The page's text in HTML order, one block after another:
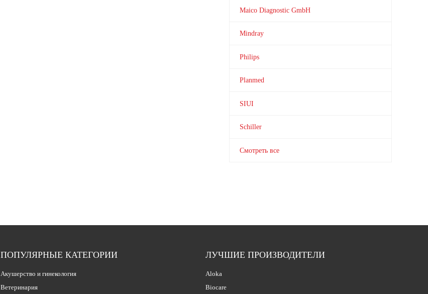
Maico Diagnostic GmbH
Mindray
Philips
Planmed
SIUI
Schiller
Смотреть все
ПОПУЛЯРНЫЕ КАТЕГОРИИ
Акушерство и гинекология
Ветеринария
ЛУЧШИЕ ПРОИЗВОДИТЕЛИ
Aloka
Biocare